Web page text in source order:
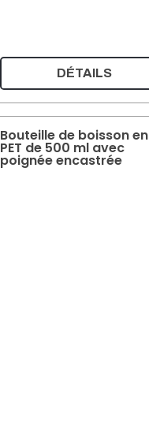
DÉTAILS
Bouteille de boisson en
PET de 500 ml avec
poignée encastrée